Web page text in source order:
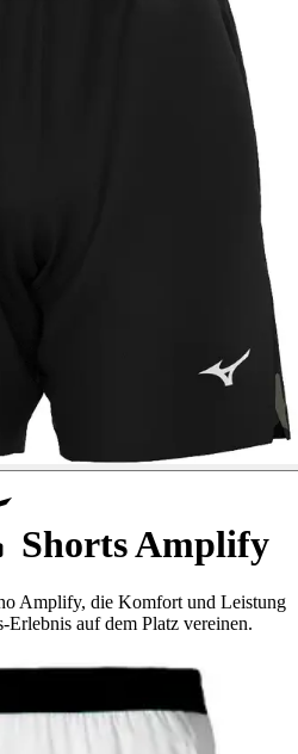
Shorts Amplify
Amplify, die Komfort und Leistung
auf dem Platz vereinen.